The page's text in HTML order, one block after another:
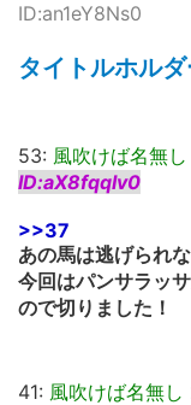
ID:an1eY8Ns0
タイトルホル
53: 風吹けば名無し
ID:aX8fqqIv0
>>37
あの馬は逃げられ
今回はパンサラッ
ので切りました！
41: 風吹けば名無し